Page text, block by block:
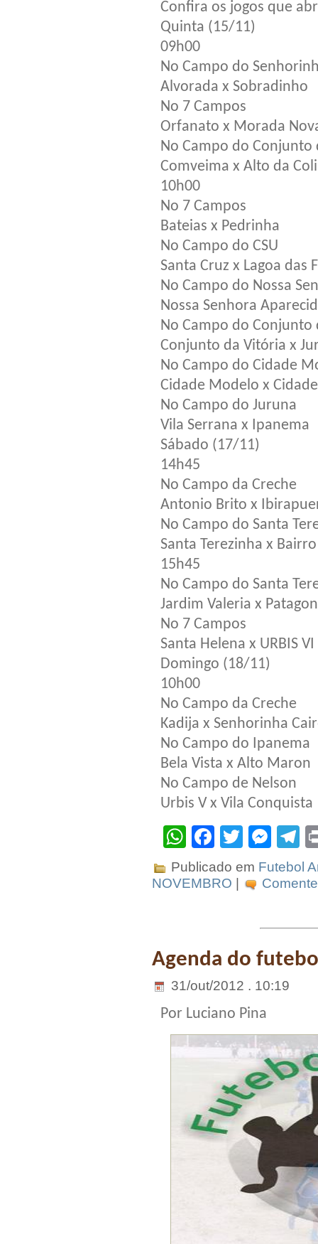
Confira os jogos que
Quinta (15/11)
09h00
No Campo do
Alvorada x Sobradinho
No 7 Campos
Orfanato x Morada
No Campo do Conjunto
Comveima x Alto da
10h00
No 7 Campos
Bateias x Pedrinha
No Campo do CSU
Santa Cruz x Lagoa das
No Campo do Nossa
Nossa Senhora
No Campo do Conjunto
Conjunto da Vitória x
No Campo do Cidade
Cidade Modelo x
No Campo do Juruna
Vila Serrana x Ipanema
Sábado (17/11)
14h45
No Campo da Creche
Antonio Brito x
No Campo do Santa
Santa Terezinha x
15h45
No Campo do Santa
Jardim Valeria x
No 7 Campos
Santa Helena x URBIS VI
Domingo (18/11)
10h00
No Campo da Creche
Kadija x Senhorinha
No Campo do Ipanema
Bela Vista x Alto Maron
No Campo de Nelson
Urbis V x Vila Conquista
WhatsApp
Facebook
Twitter
Publicado em Futebol
NOVEMBRO
Agenda do
31/out/2012 . 10:19
Por Luciano Pina